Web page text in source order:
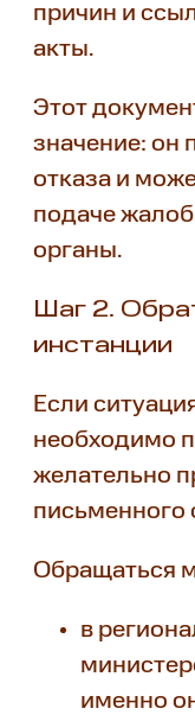
причин и
акты.
Этот
значение: он
отказа и
подаче
органы.
Шаг 2.
инстанции
Если
необходимо
желательно
письменного
Обращаться
в
именно